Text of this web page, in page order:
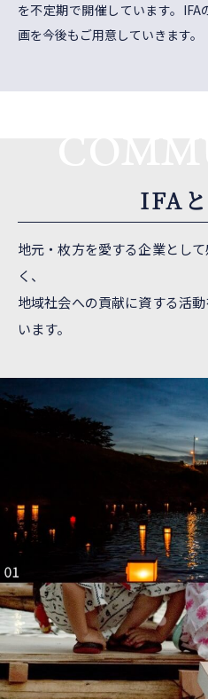
を不定期で開催しています。
画を今後もご用意していきます。
IFA
地元・枚方を愛する企業とし
く、
地域社会への貢献に資する活
います。